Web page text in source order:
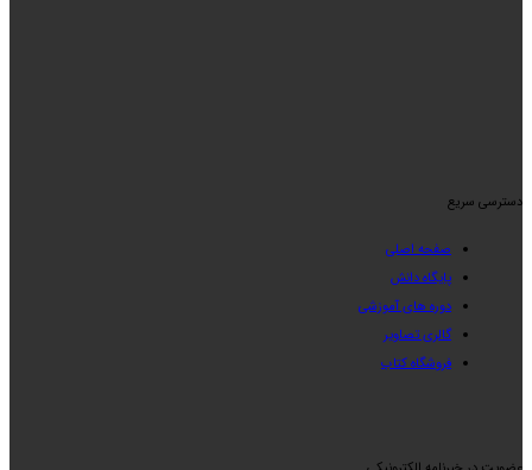
دسترسی سریع
صفحه اصلی
پایگاه دانش
دوره های آموزشی
گالری تصاویر
فروشگاه کتاب